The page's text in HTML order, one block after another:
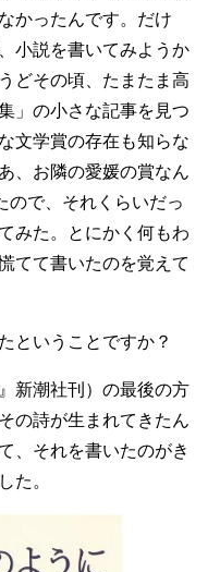
かったんです。だけ
小説を書いてみようか
どその頃、たまたま高
」の小さな記事を見つ
文学賞の存在も知らな
、お隣の愛媛の賞なん
ので、それくらいだっ
みた。とにかく何もわ
てて書いたのを覚えて
ということですか？
新潮社刊）の最後の方
の詩が生まれてきたん
、それを書いたのがき
た。